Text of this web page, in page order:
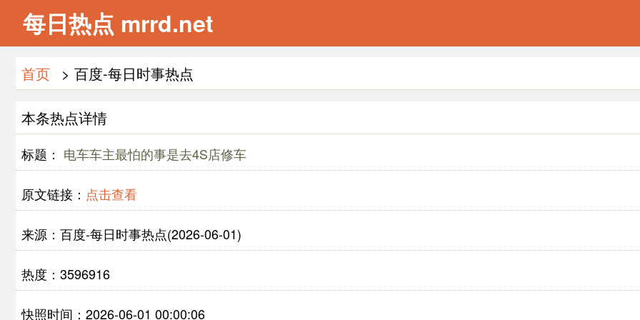
每日热点 mrrd.net
首页 > 百度-每日时事热点
本条热点详情
标题： 电车车主最怕的事是去4S店修车
原文链接： 点击查看
来源：百度-每日时事热点(2026-06-01)
热度：3596916
快照时间：2026-06-01 00:00:06